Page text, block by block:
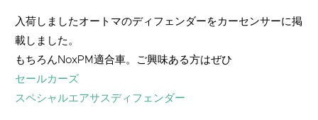
入荷しましたオートマのディフェンダーをカーセンサーに掲
載しました。
もちろんNoxPM適合車。ご興味ある方はぜひ
セールカーズ
スペシャルエアサスディフェンダー